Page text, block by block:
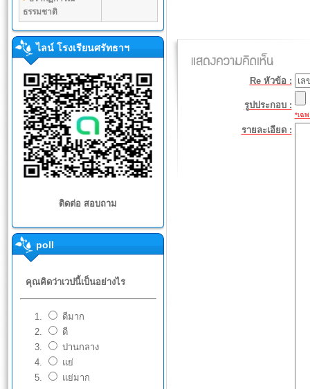
ธรรมชาติ
ไลน์ โรงเรียนศรัทธาฯ
ติดต่อ สอบถาม
poll
คุณคิดว่าเวปนี้เป็นอย่างไร
ดีมาก
ดี
ปานกลาง
แย่
แย่มาก
Re หัวข้อ :
รูปประกอบ :
*เฉ
รายละเอียด :